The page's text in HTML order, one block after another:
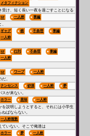
メタフィクション
け、短く長い一夜を過ごすことになる
SF 一人称 掌編
ギャグ 鏡 不条理
掌編
一人称
SF 行列 不条理
掌編
一人称
SF ワープ 一人称
。
ナンセンス 砂漠 一人称 夢
が来ない。
ホラー 意味 一人称
説明しようとすると、それには小学生
ばならない。
一人称複数
ていない。そこで俺達は
ホラー 夢 一人称